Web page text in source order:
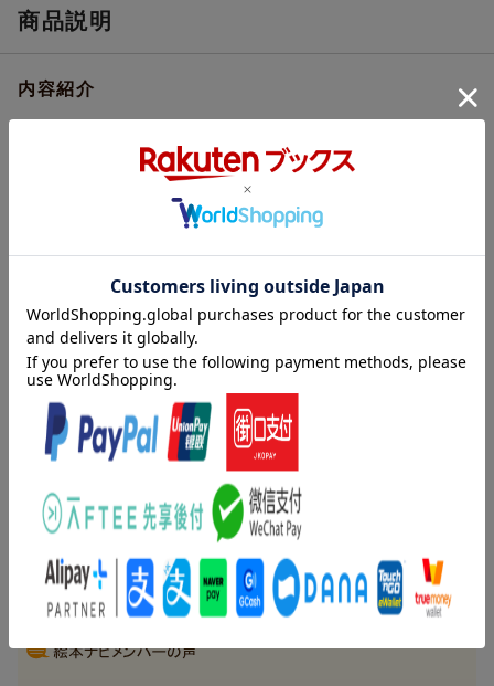
商品説明
内容紹介
う。雪だったら、雪だるまを作ろうね。あしたのおてんきたのし
あした、なにしてあそぶ？クーとマーは、なかなかねむれませ
ん。はれたら、かわにいきたいな。あめがふったら、カエルのう
たをききにいこう！あしたのおてんき、なんだろう？
著者情報（「BOOK」データベースより）
はたこうしろう（ハタコウシロウ）
１９６３年兵庫県に生まれる。絵本のほか、イラスト、本の装丁
なども手がける（本データはこの書籍が刊行された当時に掲載さ
れていたものです）
内容紹介（情報提供：絵本ナビ）